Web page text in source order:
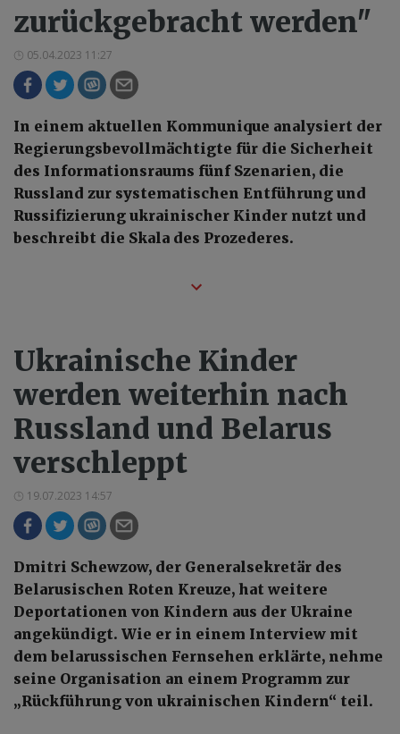
zurückgebracht werden"
05.04.2023 11:27
In einem aktuellen Kommunique analysiert der
Regierungsbevollmächtigte für die Sicherheit
des Informationsraums fünf Szenarien, die
Russland zur systematischen Entführung und
Russifizierung ukrainischer Kinder nutzt und
beschreibt die Skala des Prozederes.
Ukrainische Kinder
werden weiterhin nach
Russland und Belarus
verschleppt
19.07.2023 14:57
Dmitri Schewzow, der Generalsekretär des
Belarusischen Roten Kreuze, hat weitere
Deportationen von Kindern aus der Ukraine
angekündigt. Wie er in einem Interview mit
dem belarussischen Fernsehen erklärte, nehme
seine Organisation an einem Programm zur
„Rückführung von ukrainischen Kindern“ teil.